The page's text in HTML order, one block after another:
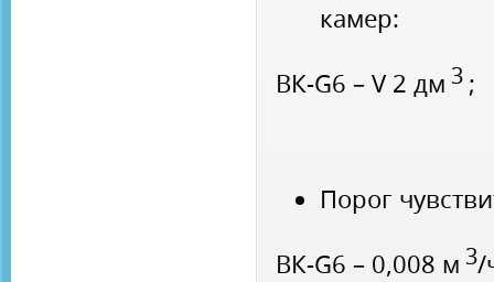
камер:
ВК-G6 – V 2 дм 3 ;
Порог
ВК-G6 – 0,008 м 3/